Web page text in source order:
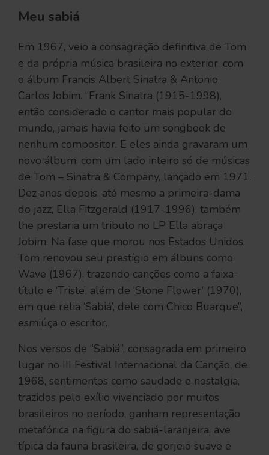
Meu sabiá
Em 1967, veio a consagração definitiva de Tom
e da própria música brasileira no exterior, com
o álbum Francis Albert Sinatra & Antonio
Carlos Jobim. “Frank Sinatra (1915-1998),
então considerado o cantor mais popular do
mundo, jamais havia feito um songbook de
nenhum compositor. E eles ainda gravaram um
novo álbum, com um lado inteiro só de músicas
de Tom – Sinatra & Company, lançado em 1971.
Dez anos depois, até mesmo a primeira-dama
do jazz, Ella Fitzgerald (1917-1996), também
lhe prestaria um tributo no LP Ella abraça
Jobim. Na fase que morou nos Estados Unidos,
Tom renovou seu prestígio em álbuns como
Wave (1967), trazendo canções como a faixa-
título e ‘Triste’, além de ‘Stone Flower’ (1970),
em que relia ‘Sabiá’, dele com Chico Buarque”,
esmiúça o escritor.
Nos versos de “Sabiá”, consagrada em primeiro
lugar no III Festival Internacional da Canção, de
1968, sentimentos como saudade e nostalgia,
trazidos pelo exílio vivenciado por muitos
brasileiros no período, ganham representação
metafórica na figura do sabiá-laranjeira, ave
típica da fauna brasileira, de gorjeio suave e